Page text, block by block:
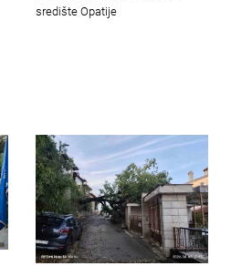
središte Opatije